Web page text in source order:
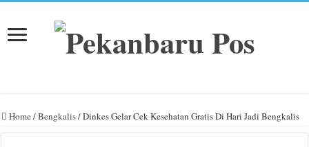
Home /Bengkalis/Dinkes Gelar Cek Kesehatan Gratis Di Hari Jadi Bengkalis